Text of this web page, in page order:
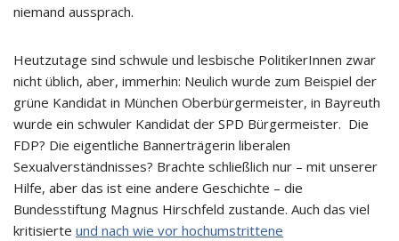
niemand aussprach.
Heutzutage sind schwule und lesbische PolitikerInnen zwar
nicht üblich, aber, immerhin: Neulich wurde zum Beispiel der
grüne Kandidat in München Oberbürgermeister, in Bayreuth
wurde ein schwuler Kandidat der SPD Bürgermeister. Die
FDP? Die eigentliche Bannerträgerin liberalen
Sexualverständnisses? Brachte schließlich nur – mit unserer
Hilfe, aber das ist eine andere Geschichte – die
Bundesstiftung Magnus Hirschfeld zustande. Auch das viel
kritisierte und nach wie vor hochumstrittene